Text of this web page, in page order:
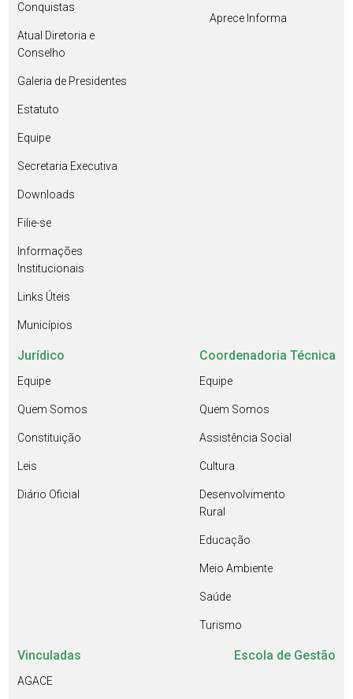
Conquistas
Atual Diretoria e
Conselho
Galeria de Presidentes
Estatuto
Equipe
Secretaria Executiva
Downloads
Filie-se
Informações
Institucionais
Links Úteis
Municípios
Aprece Informa
Jurídico
Equipe
Quem Somos
Constituição
Leis
Diário Oficial
Coordenadoria Técnica
Equipe
Quem Somos
Assistência Social
Cultura
Desenvolvimento
Rural
Educação
Meio Ambiente
Saúde
Turismo
Vinculadas
AGACE
Escola de Gestão